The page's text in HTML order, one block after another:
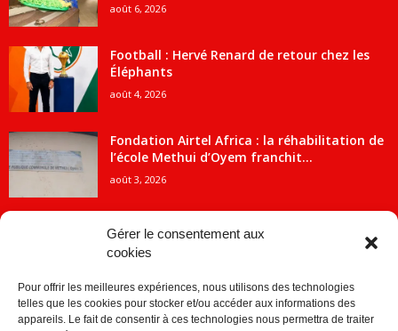
Gérer le consentement aux
cookies
Pour offrir les meilleures expériences, nous utilisons des technologies
telles que les cookies pour stocker et/ou accéder aux informations des
appareils. Le fait de consentir à ces technologies nous permettra de traiter
août 6, 2026
Football : Hervé Renard de retour chez les
Éléphants
août 4, 2026
Fondation Airtel Africa : la réhabilitation de
l’école Methui d’Oyem franchit...
août 3, 2026
CATÉGORIE POPULAIRE
ACTUALITES
Economie 2091